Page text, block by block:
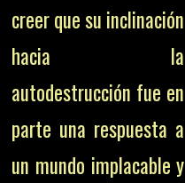
creer que su inclinación
hacia la
autodestrucción fue en
parte una respuesta a
un mundo implacable y